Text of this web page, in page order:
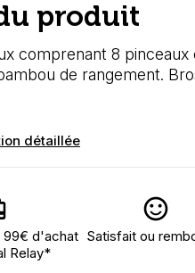
produit
comprenant 8
de rangement.
détaillée
99€ d'achat
Relay*
Satisfait ou